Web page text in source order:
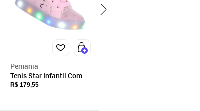
Pemania
Tenis Star Infantil Com
Luzinha de Led que Pisca
R$ 179,55